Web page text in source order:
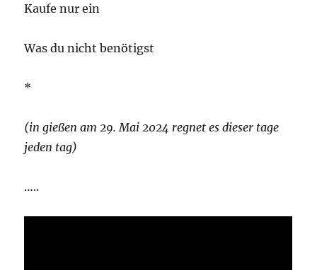
Kaufe nur ein
Was du nicht benötigst
*
(in gießen am 29. Mai 2024 regnet es dieser tage
jeden tag)
…..